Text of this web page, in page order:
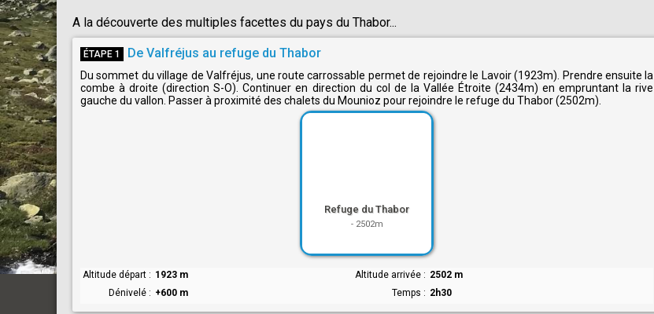
A la découverte des multiples facettes du pays du Thabor...
ÉTAPE 1 De Valfréjus au refuge du Thabor
Du sommet du village de Valfréjus, une route carrossable permet de rejoindre le Lavoir (1923m). Prendre ensuite la
combe à droite (direction S-O). Continuer en direction du col de la Vallée Étroite (2434m) en empruntant la rive
gauche du vallon. Passer à proximité des chalets du Mounioz pour rejoindre le refuge du Thabor (2502m).
Refuge du Thabor
- 2502m
Altitude départ 1923 m Altitude arrivée
2502 m
Dénivelé
+600 m Temps 2h30